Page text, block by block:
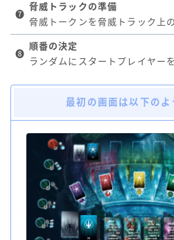
❼
脅威トラックの準備
脅威トークンを脅威トラック上
❽
順番の決定
ランダムにスタートプレイヤー
最初の画面は以下のよ